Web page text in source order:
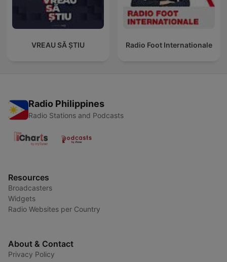
VREAU SĂ ȘTIU Radio Foot Internationale
Radio Philippines
Radio Stations and Podcasts
Resources
Broadcasters
Widgets
Radio Websites per Country
About & Contact
Privacy Policy